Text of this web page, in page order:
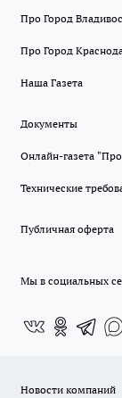
Про Город
Про Город
Наша Газета
Документы
Онлайн-газета
Технические
Публичная оферта
Мы в социальных
Новости компаний